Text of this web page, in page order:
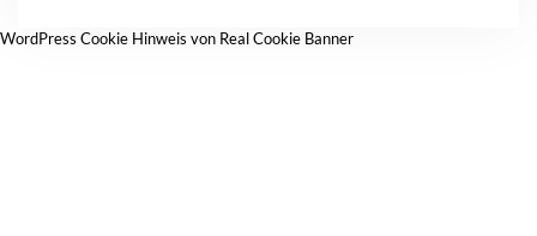
WordPress Cookie Hinweis von Real Cookie Banner